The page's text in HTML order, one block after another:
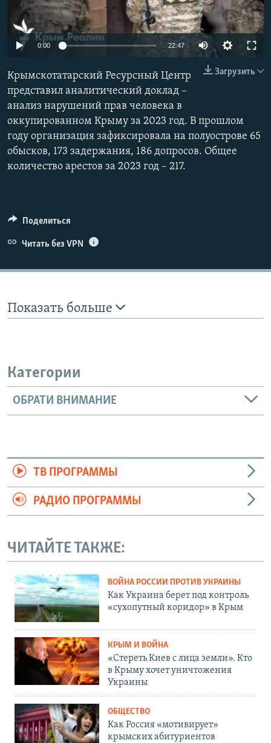
ПОБЕДИТЕЛЕЙ НЕ СУДЯТ?
КРЫМ.НЕПОКОРЕННЫЙ
УКРАИНСКАЯ ПРОБЛЕМА КРЫМА
ПРИСОЕДИНЯЙТЕСЬ!
Все сайты RFE/RL
Auto 240p
720p
0:00 22:47
240p
1080p
Загрузить
Крымскотатарский Ресурсный Центр
представил аналитический доклад –
анализ нарушений прав человека в
оккупированном Крыму за 2023 год. В прошлом
году организация зафиксировала на полуострове 65
обысков, 173 задержания, 186 допросов. Общее
количество арестов за 2023 год – 217.
Поделиться
Читать без VPN
Показать больше
Категории
ОБРАТИ ВНИМАНИЕ
ТВ ПРОГРАММЫ
РАДИО ПРОГРАММЫ
ЧИТАЙТЕ ТАКЖЕ:
ВОЙНА РОССИИ ПРОТИВ УКРАИНЫ
Как Украина берет под контроль
«сухопутный коридор» в Крым
КРЫМ И ВОЙНА
«Стереть Киев с лица земли». Кто
в Крыму хочет уничтожения
Украины
ОБЩЕСТВО
Как Россия «мотивирует»
крымских абитуриентов